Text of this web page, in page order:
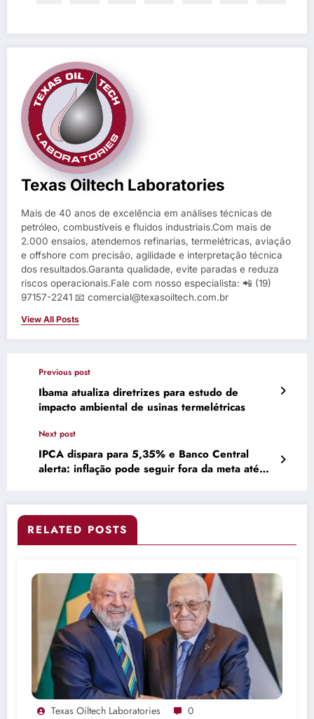
Texas Oiltech Laboratories
Mais de 40 anos de excelência em análises técnicas de
petróleo, combustíveis e fluidos industriais.Com mais de
2.000 ensaios, atendemos refinarias, termelétricas, aviação
e offshore com precisão, agilidade e interpretação técnica
dos resultados.Garanta qualidade, evite paradas e reduza
riscos operacionais.Fale com nosso especialista: 📲 (19)
97157-2241 📧 comercial@texasoiltech.com.br
View All Posts
Previous post
Ibama atualiza diretrizes para estudo de
impacto ambiental de usinas termelétricas
Next post
IPCA dispara para 5,35% e Banco Central
alerta: inflação pode seguir fora da meta até
RELATED POSTS
Texas Oiltech Laboratories 0